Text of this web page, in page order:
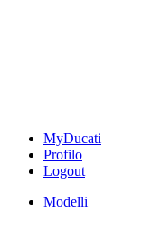
MyDucati
Profilo
Logout
Modelli